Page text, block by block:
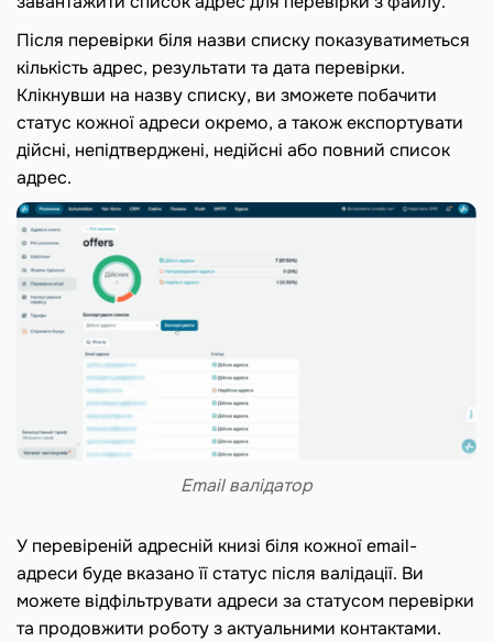
Після перевірки біля назви списку показуватиметься
кількість адрес, результати та дата перевірки.
Клікнувши на назву списку, ви зможете побачити
статус кожної адреси окремо, а також експортувати
дійсні, непідтверджені, недійсні або повний список
адрес.
Email валідатор
У перевіреній адресній книзі біля кожної email-
адреси буде вказано її статус після валідації. Ви
можете відфільтрувати адреси за статусом перевірки
та продовжити роботу з актуальними контактами.